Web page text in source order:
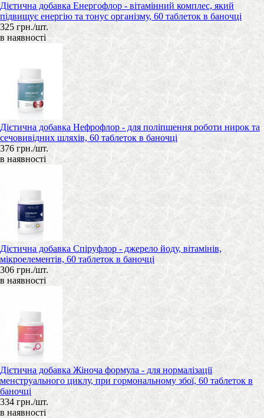
Дієтична добавка Енергофлор - вітамінний комплес, який
підвищує енергію та тонус організму, 60 таблеток в баночці
325 грн./шт.
в наявності
Дієтична добавка Нефрофлор - для поліпшення роботи нирок та
сечовивідних шляхів, 60 таблеток в баночці
376 грн./шт.
в наявності
Дієтична добавка Спіруфлор - джерело йоду, вітамінів,
мікроелементів, 60 таблеток в баночці
306 грн./шт.
в наявності
Дієтична добавка Жіноча формула - для нормалізації
менструального циклу, при гормональному збої, 60 таблеток в
баночці
334 грн./шт.
в наявності